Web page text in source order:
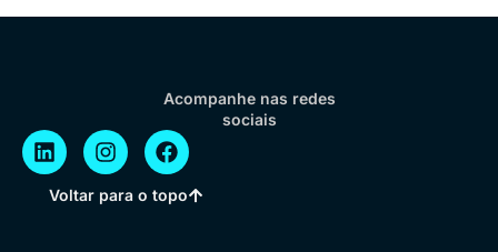
Acompanhe nas redes
sociais
Voltar para o topo